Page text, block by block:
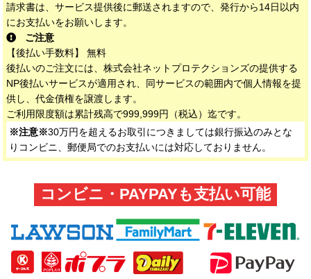
請求書は、サービス提供後に郵送されますので、発行から14日以内
にお支払いをお願いします。
ご注意
【後払い手数料】 無料
後払いのご注文には、株式会社ネットプロテクションズの提供する
NP後払いサービスが適用され、同サービスの範囲内で個人情報を提
供し、代金債権を譲渡します。
ご利用限度額は累計残高で999,999円（税込）迄です。
※注意※30万円を超えるお取引につきましては銀行振込のみとな
りコンビニ、郵便局でのお支払いには対応しておりません。
コンビニ・PAYPAYも支払い可能